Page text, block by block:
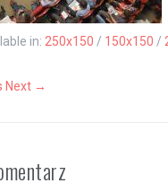
in: 250x150 / 150x150 /
Next →